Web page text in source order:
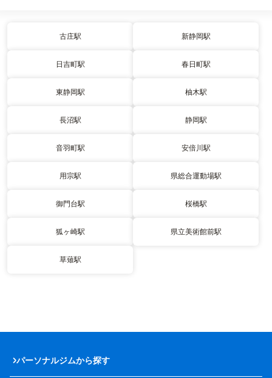
古庄駅 新静岡駅
日吉町駅 春日町駅
東静岡駅 柚木駅
長沼駅 静岡駅
音羽町駅 安倍川駅
用宗駅 県総合運動場駅
御門台駅 桜橋駅
狐ヶ崎駅 県立美術館前駅
草薙駅
パーソナルジムから探す